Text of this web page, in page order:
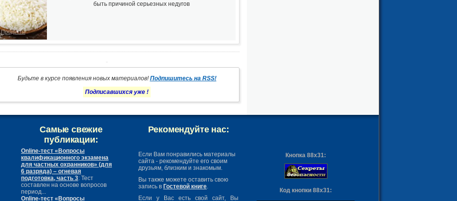
Продукты
быть причиной серьезных недугов
Будьте в курсе появления новых материалов!Подпишитесь на RSS!
Подписавшихся уже !
Самые свежие
публикации:
Online-тест «Вопросы
квалификационного экзамена
для частных охранников» (для
6 разряда) – огневая
подготовка, часть 3: Тест
составлен на основе вопросов
период...
Online-тест «Вопросы
Рекомендуйте нас:
Если Вам понравились материалы
сайта - рекомендуйте его своим
друзьям, близким и знакомым.
Вы также можете оставить свою
запись в Гостевой книге.
Если у Вас есть свой сайт, Вы
Кнопка 88х31:
Код кнопки 88х31: